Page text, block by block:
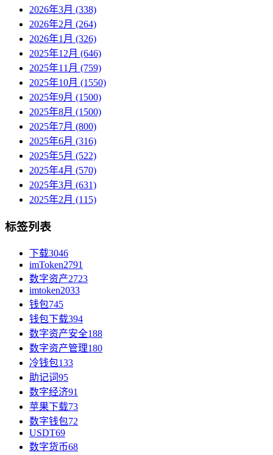
2026年3月 (338)
2026年2月 (264)
2026年1月 (326)
2025年12月 (646)
2025年11月 (759)
2025年10月 (1550)
2025年9月 (1500)
2025年8月 (1500)
2025年7月 (800)
2025年6月 (316)
2025年5月 (522)
2025年4月 (570)
2025年3月 (631)
2025年2月 (115)
标签列表
下载3046
imToken2791
数字资产2723
imtoken2033
钱包745
钱包下载394
数字资产安全188
数字资产管理180
冷钱包133
助记词95
数字经济91
苹果下载73
数字钱包72
USDT69
数字货币68